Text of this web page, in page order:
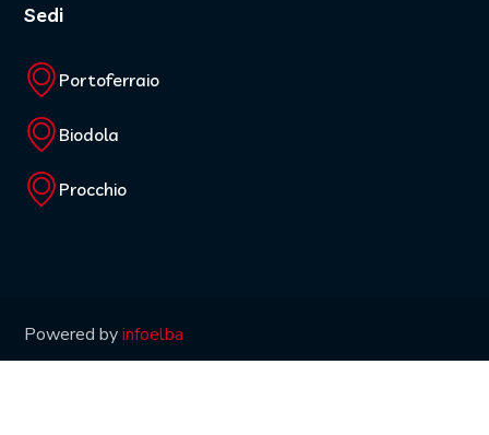
Sedi
Portoferraio
Biodola
Procchio
Powered byinfoelba